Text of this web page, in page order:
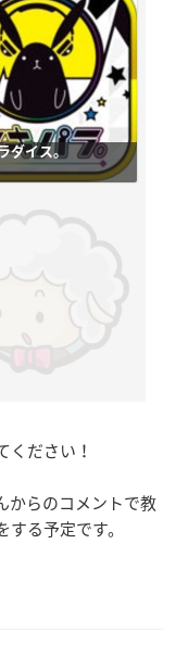
ダイス。
ください！
からのコメントで教
る予定です。